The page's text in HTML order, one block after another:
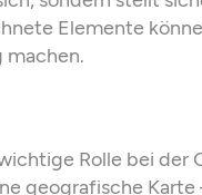
Elemente
machen.
Rolle bei der
geografische